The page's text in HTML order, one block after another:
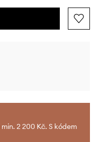
2 200 Kč. S kódem